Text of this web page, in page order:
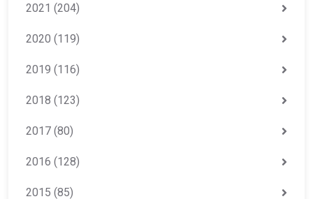
2021 (204)
2020 (119)
2019 (116)
2018 (123)
2017 (80)
2016 (128)
2015 (85)